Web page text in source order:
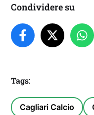
Condividere su
Tags:
Cagliari Calcio